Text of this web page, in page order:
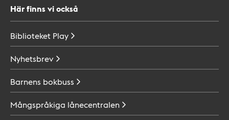
Här finns vi också
Biblioteket Play
Nyhetsbrev
Barnens bokbuss
Mångspråkiga lånecentralen